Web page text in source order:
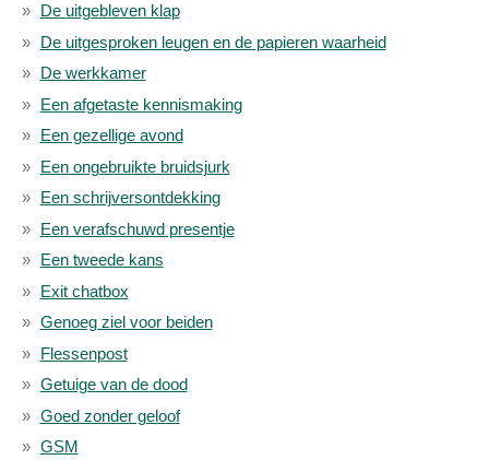
De uitgebleven klap
De uitgesproken leugen en de papieren waarheid
De werkkamer
Een afgetaste kennismaking
Een gezellige avond
Een ongebruikte bruidsjurk
Een schrijversontdekking
Een verafschuwd presentje
Een tweede kans
Exit chatbox
Genoeg ziel voor beiden
Flessenpost
Getuige van de dood
Goed zonder geloof
GSM